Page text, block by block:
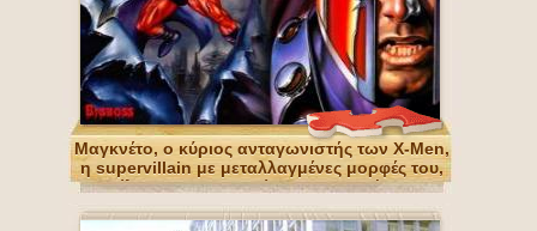
Μαγκνέτο, ο κύριος ανταγωνιστής των X-Men,
η supervillain με μεταλλαγμένες μορφές του,
θέλουν να κυριαρχήσουν στον κόσμο